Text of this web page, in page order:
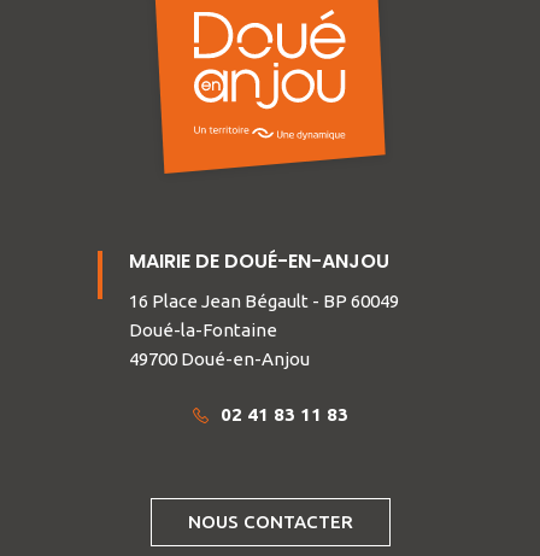
MAIRIE DE DOUÉ-EN-ANJOU
16 Place Jean Bégault - BP 60049
Doué-la-Fontaine
49700 Doué-en-Anjou
02 41 83 11 83
NOUS CONTACTER